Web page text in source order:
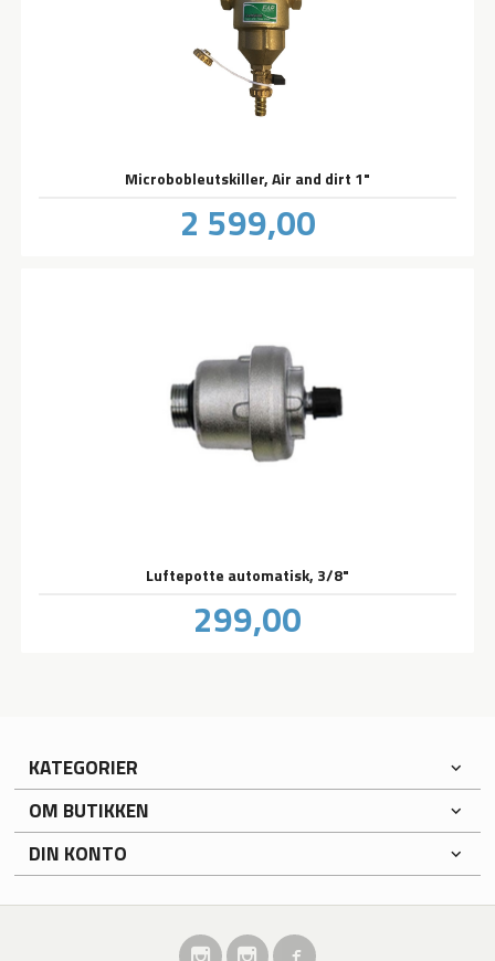
Microbobleutskiller, Air and dirt 1"
Pris
2 599,00mva.
Luftepotte automatisk, 3/8"
Pris
299,00
KATEGORIER
OM BUTIKKEN
DIN KONTO